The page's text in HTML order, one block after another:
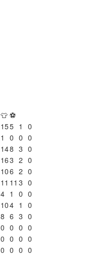
👕 ⚽
155 1
0
1 0 0 0
148 3 0
163 2 0
106 2 0
11 11 3 0
4 1 0 0
104 1
0
8 6 3 0
0 0 0 0
0 0 0 0
0 0 0 0